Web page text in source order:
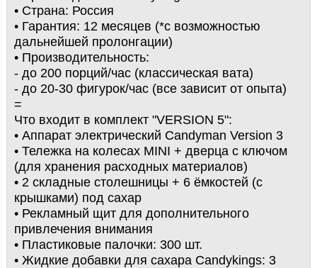
• Страна: Россия
• Гарантия: 12 месяцев (*с возможностью
дальнейшей пролонгации)
• Производительность:
- до 200 порций/час (классическая вата)
- до 20-30 фигурок/час (все зависит от опыта)
=
Что входит в комплект "VERSION 5":
• Аппарат электрический Candyman Version 3
• Тележка на колесах MINI + дверца с ключом
(для хранения расходных материалов)
• 2 складные столешницы + 6 ёмкостей (с
крышками) под сахар
• Рекламный щит для дополнительного
привлечения внимания
• Пластиковые палочки: 300 шт.
• Жидкие добавки для сахара Candykings: 3